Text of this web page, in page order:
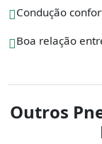
Condução
Boa relação
Outros